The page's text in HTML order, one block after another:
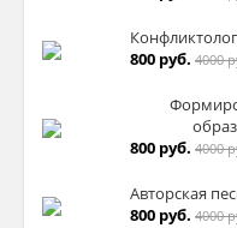
800 руб. 4000
800 руб. 4000
Авторская
800 руб. 4000